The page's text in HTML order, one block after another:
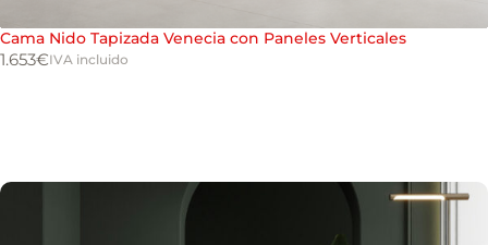
Cama Nido Tapizada Venecia con Paneles Verticales
1.653€IVA incluido